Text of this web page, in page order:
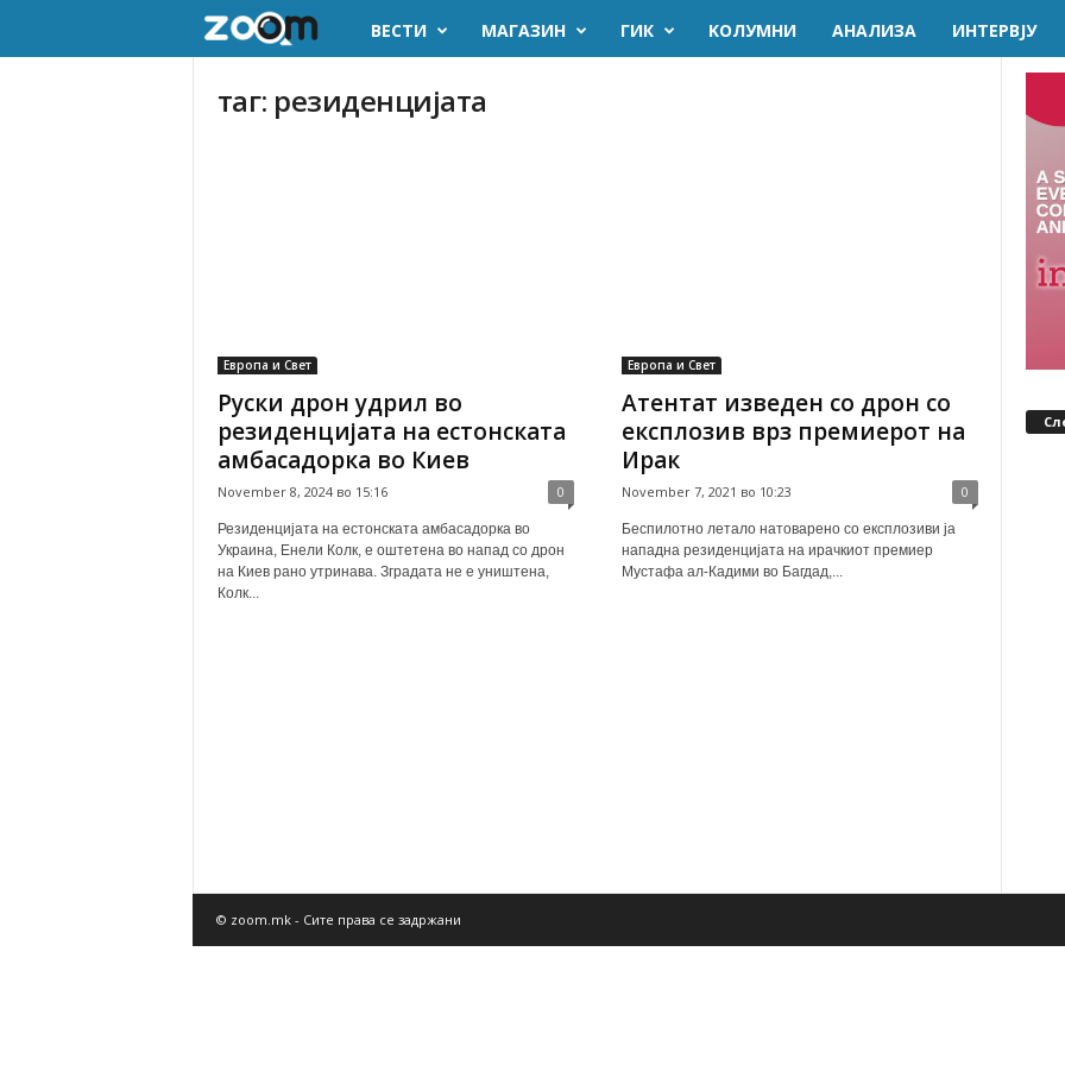
ВЕСТИ МАГАЗИН ГИК KОЛУМНИ AНАЛИЗА ИНТЕРВЈУ
таг: резиденцијата
Европа и Свет
Руски дрон удрил во
резиденцијата на естонската
амбасадорка во Киев
November 8, 2024 во 15:16 0
Резиденцијата на естонската амбасадорка во
Украина, Енели Колк, е оштетена во напад со дрон
на Киев рано утринава. Зградата не е уништена,
Колк...
Европа и Свет
Атентат изведен со дрон со
експлозив врз премиерот на
Ирак
November 7, 2021 во 10:23 0
Беспилотно летало натоварено со експлозиви ја
нападна резиденцијата на ирачкиот премиер
Мустафа ал-Кадими во Багдад,...
© zoom.mk - Сите права се задржани